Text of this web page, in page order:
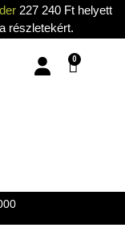
227 240 Ft helyett
részletekért.
0